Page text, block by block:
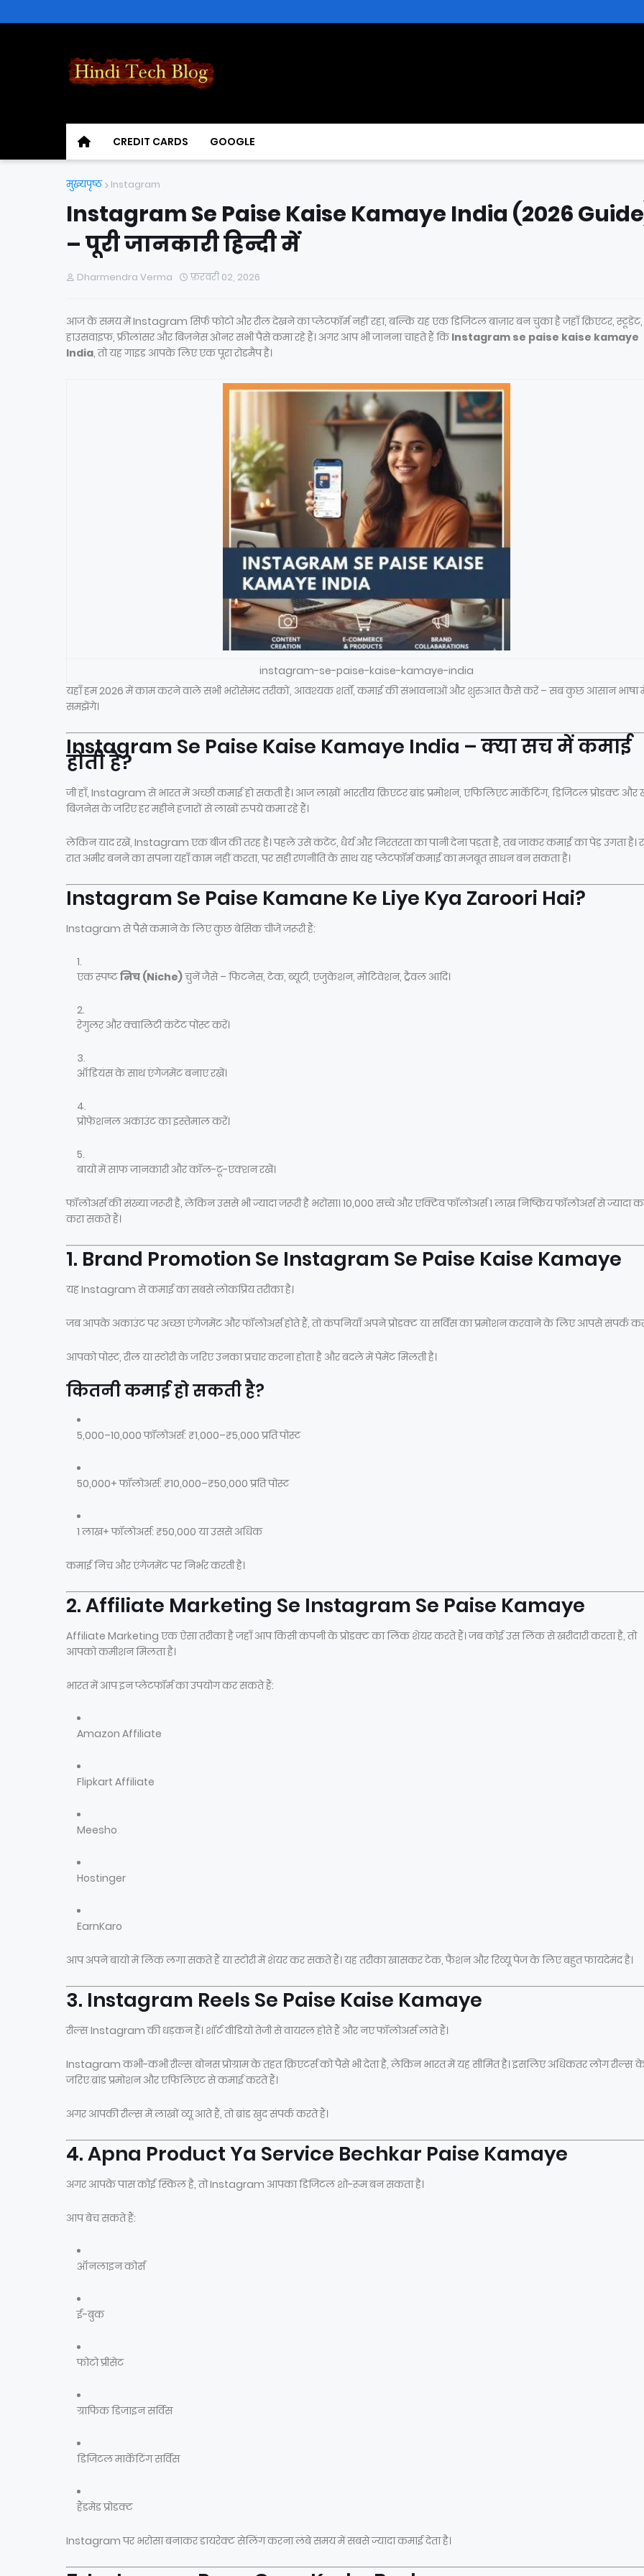
CREDIT CARDS GOOGLE
मुख्यपृष्ठ Instagram
Instagram Se Paise Kaise Kamaye India (2026
– पूरी जानकारी हिन्दी में
Dharmendra Verma फ़रवरी 02, 2026
आज के समय में Instagram सिर्फ फोटो और रील देखने का प्लेटफॉर्म नहीं रहा, बल्कि यह एक डिजिटल बाज़ार बन चुका है जहाँ क्रिएटर, स्टूडेंट,
हाउसवाइफ, फ्रीलांसर और बिज़नेस ओनर सभी पैसे कमा रहे हैं। अगर आप भी जानना चाहते हैं किInstagram se paise kaise kamaye
India, तो यह गाइड आपके लिए एक पूरा रोडमैप है।
instagram-se-paise-kaise-kamaye-india
यहाँ हम 2026 में काम करने वाले सभी भरोसेमंद तरीकों, आवश्यक शर्तों, कमाई की संभावनाओं और शुरुआत कैसे करें – सब कुछ आसान भाषा
समझेंगे।
Instagram Se Paise Kaise Kamaye India – क्या सच में कमाई
होती है?
जी हाँ, Instagram से भारत में अच्छी कमाई हो सकती है। आज लाखों भारतीय क्रिएटर ब्रांड प्रमोशन, एफिलिएट मार्केटिंग, डिजिटल प्रोडक्ट
बिज़नेस के जरिए हर महीने हजारों से लाखों रुपये कमा रहे हैं।
लेकिन याद रखें, Instagram एक बीज की तरह है। पहले उसे कंटेंट, धैर्य और निरंतरता का पानी देना पड़ता है, तब जाकर कमाई का पेड़ उगता है।
रात अमीर बनने का सपना यहाँ काम नहीं करता, पर सही रणनीति के साथ यह प्लेटफॉर्म कमाई का मजबूत साधन बन सकता है।
Instagram Se Paise Kamane Ke Liye Kya Zaroori Hai?
Instagram से पैसे कमाने के लिए कुछ बेसिक चीजें जरूरी हैं:
एक स्पष्टनिच (Niche)चुनें जैसे – फिटनेस, टेक, ब्यूटी, एजुकेशन, मोटिवेशन, ट्रैवल आदि।
रेगुलर और क्वालिटी कंटेंट पोस्ट करें।
ऑडियंस के साथ एंगेजमेंट बनाए रखें।
प्रोफेशनल अकाउंट का इस्तेमाल करें।
बायो में साफ जानकारी और कॉल-टू-एक्शन रखें।
फॉलोअर्स की संख्या जरूरी है, लेकिन उससे भी ज्यादा जरूरी है भरोसा। 10,000 सच्चे और एक्टिव फॉलोअर्स 1 लाख निष्क्रिय फॉलोअर्स से ज्यादा
करा सकते हैं।
1. Brand Promotion Se Instagram Se Paise Kaise Kamaye
यह Instagram से कमाई का सबसे लोकप्रिय तरीका है।
जब आपके अकाउंट पर अच्छा एंगेजमेंट और फॉलोअर्स होते हैं, तो कंपनियाँ अपने प्रोडक्ट या सर्विस का प्रमोशन करवाने के लिए आपसे संपर्क
आपको पोस्ट, रील या स्टोरी के जरिए उनका प्रचार करना होता है और बदले में पेमेंट मिलती है।
कितनी कमाई हो सकती है?
5,000–10,000 फॉलोअर्स: ₹1,000–₹5,000 प्रति पोस्ट
50,000+ फॉलोअर्स: ₹10,000–₹50,000 प्रति पोस्ट
1 लाख+ फॉलोअर्स: ₹50,000 या उससे अधिक
कमाई निच और एंगेजमेंट पर निर्भर करती है।
2. Affiliate Marketing Se Instagram Se Paise Kamaye
Affiliate Marketing एक ऐसा तरीका है जहाँ आप किसी कंपनी के प्रोडक्ट का लिंक शेयर करते हैं। जब कोई उस लिंक से खरीदारी करता है, तो
आपको कमीशन मिलता है।
भारत में आप इन प्लेटफॉर्म का उपयोग कर सकते हैं:
Amazon Affiliate
Flipkart Affiliate
Meesho
Hostinger
EarnKaro
आप अपने बायो में लिंक लगा सकते हैं या स्टोरी में शेयर कर सकते हैं। यह तरीका खासकर टेक, फैशन और रिव्यू पेज के लिए बहुत फायदेमंद है।
3. Instagram Reels Se Paise Kaise Kamaye
रील्स Instagram की धड़कन हैं। शॉर्ट वीडियो तेजी से वायरल होते हैं और नए फॉलोअर्स लाते हैं।
Instagram कभी-कभी रील्स बोनस प्रोग्राम के तहत क्रिएटर्स को पैसे भी देता है, लेकिन भारत में यह सीमित है। इसलिए अधिकतर लोग रील्स
जरिए ब्रांड प्रमोशन और एफिलिएट से कमाई करते हैं।
अगर आपकी रील्स में लाखों व्यू आते हैं, तो ब्रांड खुद संपर्क करते हैं।
4. Apna Product Ya Service Bechkar Paise Kamaye
अगर आपके पास कोई स्किल है, तो Instagram आपका डिजिटल शो-रूम बन सकता है।
आप बेच सकते हैं:
ऑनलाइन कोर्स
ई-बुक
फोटो प्रीसेट
ग्राफिक डिजाइन सर्विस
डिजिटल मार्केटिंग सर्विस
हैंडमेड प्रोडक्ट
Instagram पर भरोसा बनाकर डायरेक्ट सेलिंग करना लंबे समय में सबसे ज्यादा कमाई देता है।